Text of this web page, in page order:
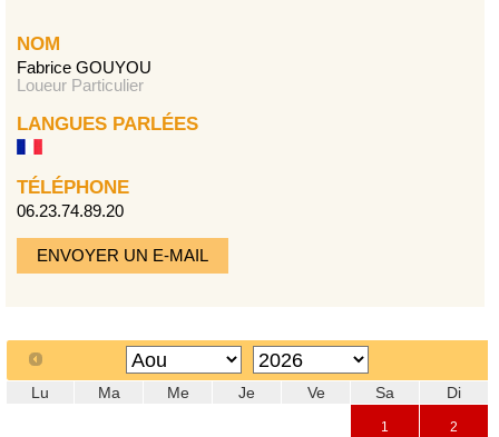
NOM
Fabrice GOUYOU
Loueur Particulier
LANGUES PARLÉES
TÉLÉPHONE
06.23.74.89.20
ENVOYER UN E-MAIL
Lu Ma Me Je Ve Sa Di
1 2